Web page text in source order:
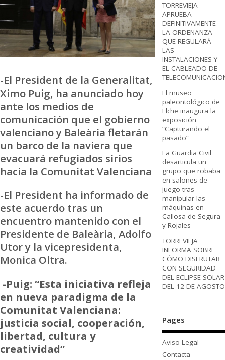
-El President de la Generalitat,
Ximo Puig, ha anunciado hoy
ante los medios de
comunicación que el gobierno
valenciano y Baleària fletarán
un barco de la naviera que
evacuará refugiados sirios
hacia la Comunitat Valenciana
-El President ha informado de
este acuerdo tras un
encuentro mantenido con el
Presidente de Baleària, Adolfo
Utor y la vicepresidenta,
Monica Oltra.
-Puig: “Esta iniciativa refleja
en nueva paradigma de la
Comunitat Valenciana:
justicia social, cooperación,
libertad, cultura y
creatividad”
TORREVIEJA
APRUEBA
DEFINITIVAMENTE
LA ORDENANZA
QUE REGULARÁ
LAS
INSTALACIONES Y
EL CABLEADO DE
El museo
paleontológico de
Elche inaugura la
exposición
“Capturando el
pasado”
La Guardia Civil
desarticula un
grupo que robaba
en salones de
juego tras
manipular las
máquinas en
Callosa de Segura
y Rojales
TORREVIEJA
INFORMA SOBRE
CÓMO DISFRUTAR
CON SEGURIDAD
DEL ECLIPSE SOLAR
DEL 12 DE AGOSTO
Pages
Aviso Legal
Contacta